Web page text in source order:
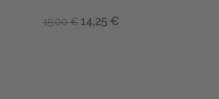
15,00 € 14,25 €